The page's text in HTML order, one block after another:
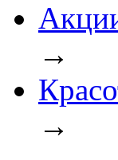
→
→